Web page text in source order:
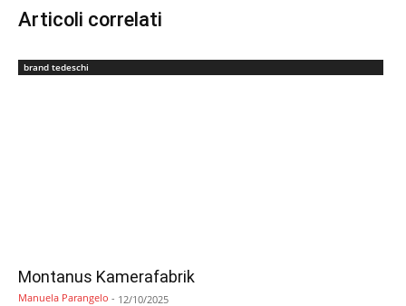
Articoli correlati
brand tedeschi
Montanus Kamerafabrik
Manuela Parangelo - 12/10/2025